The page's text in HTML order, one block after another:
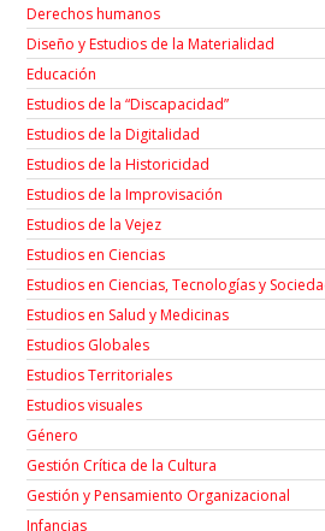
Derechos humanos
Diseño y Estudios de la Materialidad
Educación
Estudios de la “Discapacidad”
Estudios de la Digitalidad
Estudios de la Historicidad
Estudios de la Improvisación
Estudios de la Vejez
Estudios en Ciencias
Estudios en Ciencias, Tecnologías y
Estudios en Salud y Medicinas
Estudios Globales
Estudios Territoriales
Estudios visuales
Género
Gestión Crítica de la Cultura
Gestión y Pensamiento Organizacional
Infancias